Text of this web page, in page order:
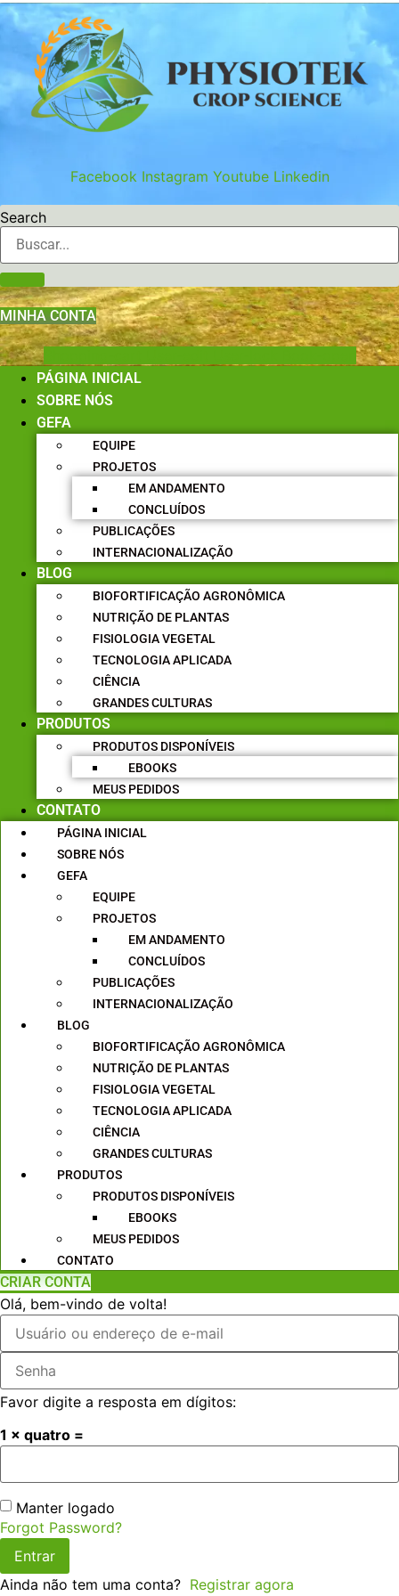
Ir
para
conteúdo
Facebook Instagram Youtube Linkedin
Search
MINHA CONTA
Shopping-cart
PÁGINA INICIAL
SOBRE NÓS
GEFA
EQUIPE
PROJETOS
EM ANDAMENTO
CONCLUÍDOS
PUBLICAÇÕES
INTERNACIONALIZAÇÃO
BLOG
BIOFORTIFICAÇÃO AGRONÔMICA
NUTRIÇÃO DE PLANTAS
FISIOLOGIA VEGETAL
TECNOLOGIA APLICADA
CIÊNCIA
GRANDES CULTURAS
PRODUTOS
PRODUTOS DISPONÍVEIS
EBOOKS
MEUS PEDIDOS
CONTATO
PÁGINA INICIAL
SOBRE NÓS
GEFA
EQUIPE
PROJETOS
EM ANDAMENTO
CONCLUÍDOS
PUBLICAÇÕES
INTERNACIONALIZAÇÃO
BLOG
BIOFORTIFICAÇÃO AGRONÔMICA
NUTRIÇÃO DE PLANTAS
FISIOLOGIA VEGETAL
TECNOLOGIA APLICADA
CIÊNCIA
GRANDES CULTURAS
PRODUTOS
PRODUTOS DISPONÍVEIS
EBOOKS
MEUS PEDIDOS
CONTATO
CRIAR CONTA
Olá, bem-vindo de volta!
Favor digite a resposta em dígitos:
1 × quatro =
Manter logado
Forgot Password?
Entrar
Ainda não tem uma conta? Registrar agora